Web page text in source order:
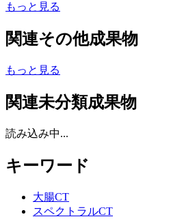
もっと見る
関連その他成果物
もっと見る
関連未分類成果物
読み込み中...
キーワード
大腸CT
スペクトラルCT